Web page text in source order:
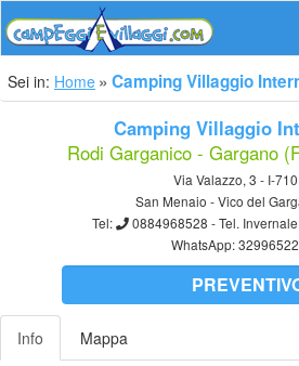
Sei in: Home Camping Villaggio
Camping Villaggio
Rodi Garganico - Gargano
Via Valazzo, 3 - I-
San Menaio - Vico del
Tel:
0884968528 - Tel.
WhatsApp:
Info Mappa